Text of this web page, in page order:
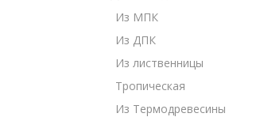
Из МПК
Из ДПК
Из лиственницы
Тропическая
Из Термодревесины